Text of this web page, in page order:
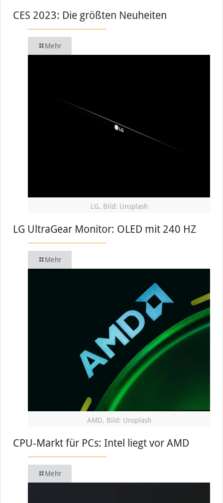
CES 2023: Die größten Neuheiten
Mehr
LG, Bild: Unsplash
LG UltraGear Monitor: OLED mit 240 HZ
Mehr
AMD, Bild: Unsplash
CPU-Markt für PCs: Intel liegt vor AMD
Mehr